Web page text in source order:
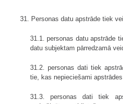
31. Personas datu apstrāde tiek
31.1. personas datu apstrāde
datu subjektam pārredzamā
31.2. personas dati tiek
tie, kas nepieciešami
31.3. personas dati tiek